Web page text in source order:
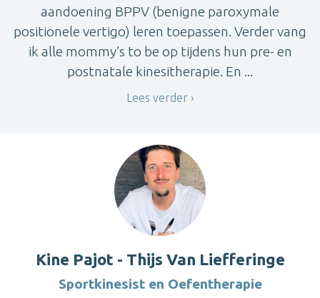
aandoening BPPV (benigne paroxymale
positionele vertigo) leren toepassen. Verder vang
ik alle mommy’s to be op tijdens hun pre- en
postnatale kinesitherapie. En ...
Lees verder
Kine Pajot - Thijs Van Liefferinge
Sportkinesist en Oefentherapie